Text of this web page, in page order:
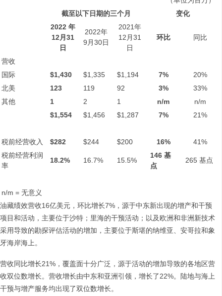
截至以下日期的三个月
变化
2022 年
12月 31
日
2022年
9月30日
2021年
12月31
日
环比 同比
营收
国际
$1,430 $1,335 $1,194 7%
20%
北美
123 119 92 3%
33%
其他
1 2 1 n/m
n/m
$1,554
$1,456 $1,287 7% 21%
税前经营收入 $282 $244 $200 16%
41%
税前经营利润
率
18.2% 16.7% 15.5%
146 基
点
265 基点
n/m = 无意义
油藏绩效营收16亿美元，环比增长7%，源于中东新出现的增产和干预
项目和活动，主要位于沙特；里海的干预活动；以及欧洲和非洲新技术
采用导致的勘探评估活动的增加，主要位于斯堪的纳维亚、安哥拉和象
牙海岸海上。
营收同比增长21%，覆盖面十分广泛，源于活动的增加导致的各地区营
收双位数增长。营收增长由中东和亚洲引领，增长了22%。陆地与海上
干预与增产服务均出现了双位数增长。